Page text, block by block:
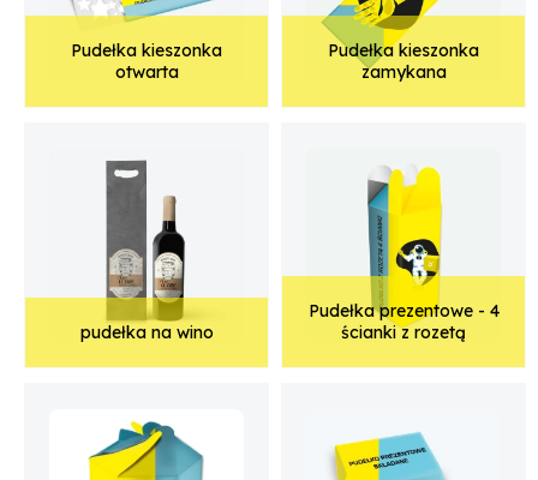
Pudełka kieszonka
otwarta
Pudełka kieszonka
zamykana
pudełka na wino
Pudełka prezentowe - 4
ścianki z rozetą